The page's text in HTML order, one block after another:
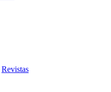
Revistas